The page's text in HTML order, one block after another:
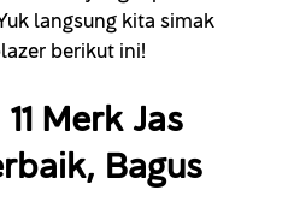
langsung kita simak
berikut ini!
Merk Jas
Bagus